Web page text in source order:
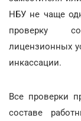
НБУ не чаще
проверку
лицензионных
инкассации.
Все проверки
составе